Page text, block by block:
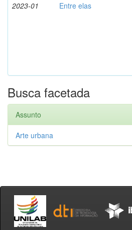
2023-01 Entre elas
Busca facetada
Assunto
Arte urbana